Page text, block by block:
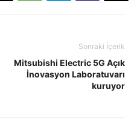
Sonraki İçerik
Mitsubishi Electric 5G Açık
İnovasyon Laboratuvarı
kuruyor